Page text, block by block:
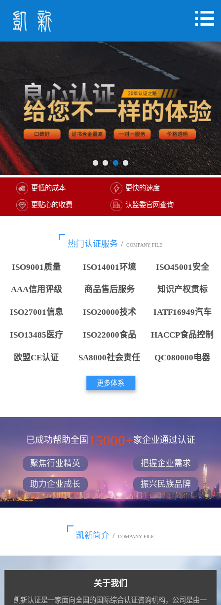
更低的成本 更快的速度
更贴心的收费 认监委官网查询
热门认证服务 / COMPANY FILE
ISO9001质量 ISO14001环境 ISO45001安全
AAA信用评级 商品售后服务 知识产权贯标
ISO27001信息 ISO20000技术 IATF16949汽车
ISO13485医疗 ISO22000食品 HACCP食品控制
欧盟CE认证 SA8000社会责任 QC080000电器
更多体系
已成功帮助全国 15000+家企业通过认证
聚焦行业精英 把握企业需求
助力企业成长 振兴民族品牌
凯新简介 / COMPANY FILE
关于我们
凯新认证是一家面向全国的国际综合认证咨询机构，公司是由一